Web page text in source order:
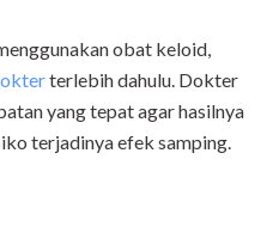
obat keloid,
terlebih dahulu. Dokter
yang tepat agar hasilnya
terjadinya efek samping.